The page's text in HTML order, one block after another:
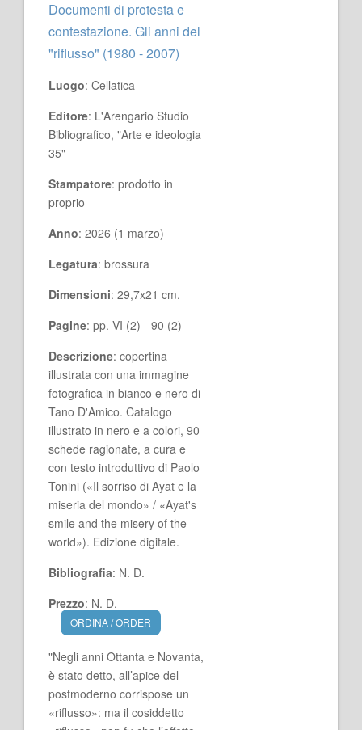
Documenti di protesta e
contestazione. Gli anni del
"riflusso" (1980 - 2007)
Luogo: Cellatica
Editore: L'Arengario Studio
Bibliografico, "Arte e ideologia
35"
Stampatore: prodotto in
proprio
Anno: 2026 (1 marzo)
Legatura: brossura
Dimensioni: 29,7x21 cm.
Pagine: pp. VI (2) - 90 (2)
Descrizione: copertina
illustrata con una immagine
fotografica in bianco e nero di
Tano D'Amico. Catalogo
illustrato in nero e a colori, 90
schede ragionate, a cura e
con testo introduttivo di Paolo
Tonini («Il sorriso di Ayat e la
miseria del mondo» / «Ayat's
smile and the misery of the
world»). Edizione digitale.
Bibliografia: N. D.
Prezzo: N. D.
ORDINA / ORDER
"Negli anni Ottanta e Novanta,
è stato detto, all’apice del
postmoderno corrispose un
«riflusso»: ma il cosiddetto